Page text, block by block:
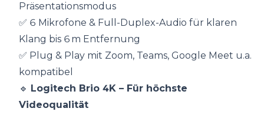
Präsentationsmodus
✅ 6 Mikrofone & Full-Duplex-Audio für klaren
Klang bis 6 m Entfernung
✅ Plug & Play mit Zoom, Teams, Google Meet u.a.
kompatibel
🔹 Logitech Brio 4K – Für höchste
Videoqualität